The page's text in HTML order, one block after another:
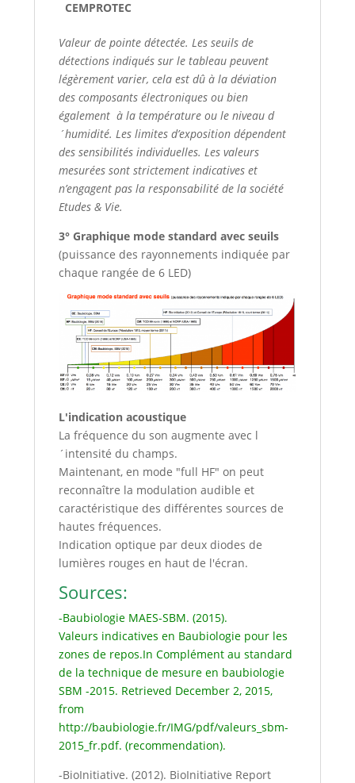
CEMPROTEC
Valeur de pointe détectée. Les seuils de
détections indiqués sur le tableau peuvent
légèrement varier, cela est dû à la déviation
des composants électroniques ou bien
également à la température ou le niveau d
´humidité. Les limites d’exposition dépendent
des sensibilités individuelles. Les valeurs
mesurées sont strictement indicatives et
n’engagent pas la responsabilité de la société
Etudes & Vie.
3° Graphique mode standard avec seuils
(puissance des rayonnements indiquée par
chaque rangée de 6 LED)
L'indication acoustique
La fréquence du son augmente avec l
´intensité du champs.
Maintenant, en mode "full HF" on peut
reconnaître la modulation audible et
caractéristique des différentes sources de
hautes fréquences.
Indication optique par deux diodes de
lumières rouges en haut de l'écran.
Sources:
-Baubiologie MAES-SBM. (2015).
Valeurs indicatives en Baubiologie pour les
zones de repos.In Complément au standard
de la technique de mesure en baubiologie
SBM -2015. Retrieved December 2, 2015,
from
http://baubiologie.fr/IMG/pdf/valeurs_sbm-
2015_fr.pdf. (recommendation).
-BioInitiative. (2012). BioInitiative Report